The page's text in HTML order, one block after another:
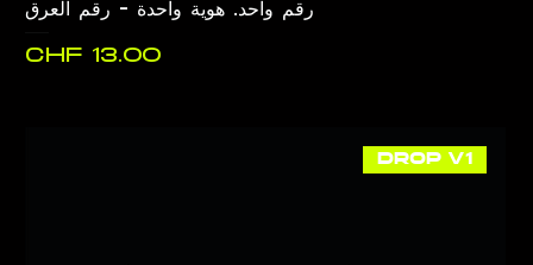
رقم واحد. هوية واحدة - رقم العرق
السعر
DROP V1